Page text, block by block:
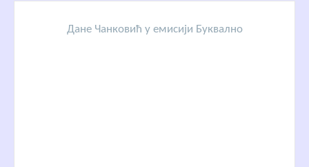
Дане Чанковић у емисији Буквално